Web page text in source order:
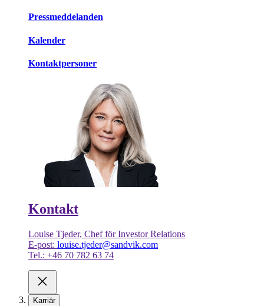
Pressmeddelanden
Kalender
Kontaktpersoner
Kontakt
Louise Tjeder, Chef för Investor Relations
E-post: louise.tjeder@sandvik.com
Tel.: +46 70 782 63 74
Karriär